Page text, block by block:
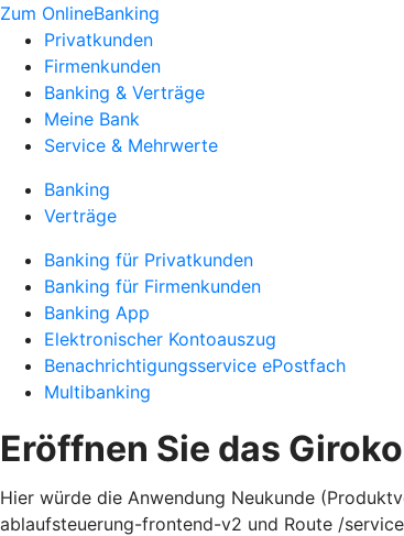
Zum OnlineBanking
Privatkunden
Firmenkunden
Banking & Verträge
Meine Bank
Service & Mehrwerte
Banking
Verträge
Banking für Privatkunden
Banking für Firmenkunden
Banking App
Elektronischer Kontoauszug
Benachrichtigungsservice ePostfach
Multibanking
Eröffnen Sie das
Hier würde die Anwendung Neukunde
ablaufsteuerung-frontend-v2 und Route /